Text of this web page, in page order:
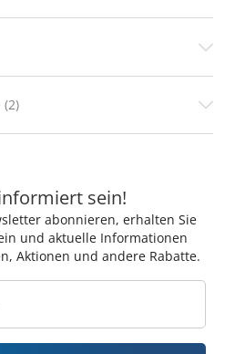
(2)
sein!
abonnieren, erhalten Sie
und aktuelle Informationen
Aktionen und andere Rabatte.